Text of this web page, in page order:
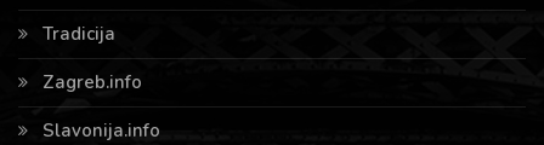
Tradicija
Zagreb.info
Slavonija.info